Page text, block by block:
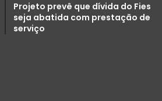
Projeto prevê que dívida do Fies
seja abatida com prestação de
serviço